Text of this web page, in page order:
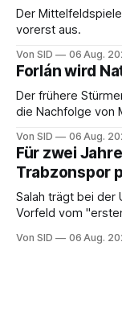
Der
vorerst aus.
Von SID 06 Aug.
Forlán wird
Der frühere
die Nachfolge von
Von SID 06 Aug.
Für zwei
Trabzonspor
Salah trägt bei der
Vorfeld vom
Von SID 06 Aug.